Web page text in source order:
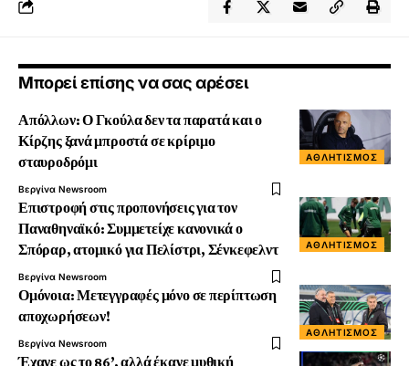
Μπορεί επίσης να σας αρέσει
ΑΘΛΗΤΙΣΜΌΣ
Απόλλων: Ο Γκούλα δεν τα παρατά και ο
Κίρζης ξανά μπροστά σε κρίριμο
σταυροδρόμι
Βεργίνα Newsroom
ΑΘΛΗΤΙΣΜΌΣ
Επιστροφή στις προπονήσεις για τον
Παναθηναϊκό: Συμμετείχε κανονικά ο
Σπόραρ, ατομικό για Πελίστρι, Σένκεφελντ
Βεργίνα Newsroom
ΑΘΛΗΤΙΣΜΌΣ
Ομόνοια: Μετεγγραφές μόνο σε περίπτωση
αποχωρήσεων!
Βεργίνα Newsroom
Έχανε ως το 86’, αλλά έκανε μυθική